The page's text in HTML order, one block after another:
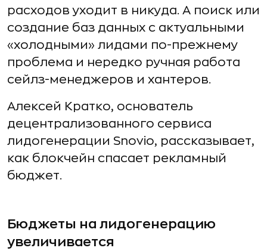
расходов уходит в никуда. А поиск или
создание баз данных с актуальными
«холодными» лидами по-прежнему
проблема и нередко ручная работа
сейлз-менеджеров и хантеров.
Алексей Кратко, основатель
децентрализованного сервиса
лидогенерации Snovio, рассказывает,
как блокчейн спасает рекламный
бюджет.
Бюджеты на лидогенерацию
увеличивается